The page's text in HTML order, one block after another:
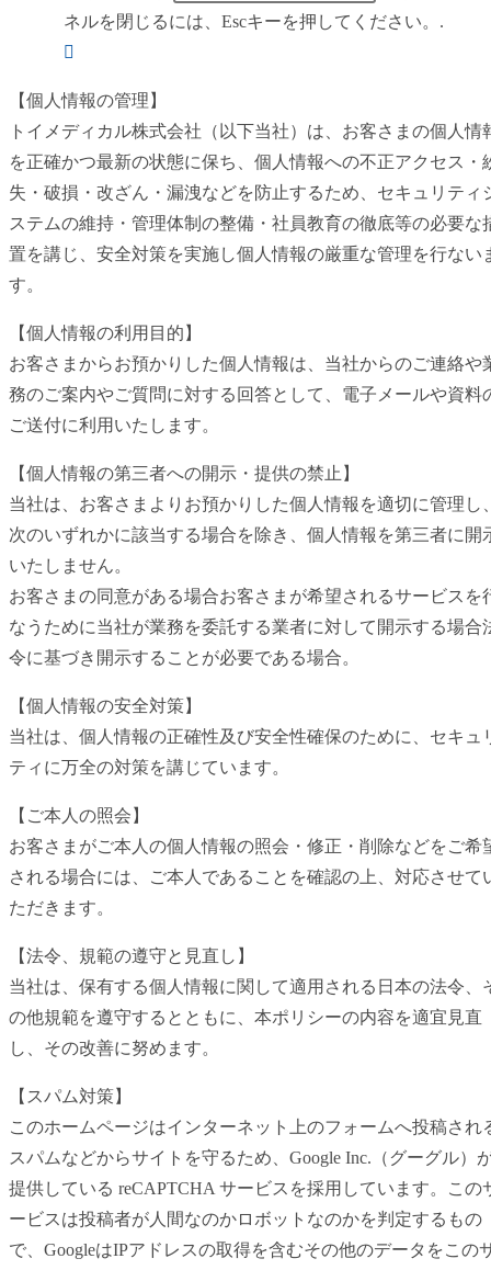
ネルを閉じるには、Escキーを押してください。.
【個人情報の管理】
トイメディカル株式会社（以下当社）は、お客さまの個人情
を正確かつ最新の状態に保ち、個人情報への不正アクセス・
失・破損・改ざん・漏洩などを防止するため、セキュリティ
ステムの維持・管理体制の整備・社員教育の徹底等の必要な
置を講じ、安全対策を実施し個人情報の厳重な管理を行ない
す。
【個人情報の利用目的】
お客さまからお預かりした個人情報は、当社からのご連絡や
務のご案内やご質問に対する回答として、電子メールや資料
ご送付に利用いたします。
【個人情報の第三者への開示・提供の禁止】
当社は、お客さまよりお預かりした個人情報を適切に管理し
次のいずれかに該当する場合を除き、個人情報を第三者に開
いたしません。
お客さまの同意がある場合お客さまが希望されるサービスを
なうために当社が業務を委託する業者に対して開示する場合
令に基づき開示することが必要である場合。
【個人情報の安全対策】
当社は、個人情報の正確性及び安全性確保のために、セキュ
ティに万全の対策を講じています。
【ご本人の照会】
お客さまがご本人の個人情報の照会・修正・削除などをご希
される場合には、ご本人であることを確認の上、対応させて
ただきます。
【法令、規範の遵守と見直し】
当社は、保有する個人情報に関して適用される日本の法令、
の他規範を遵守するとともに、本ポリシーの内容を適宜見直
し、その改善に努めます。
【スパム対策】
このホームページはインターネット上のフォームへ投稿され
スパムなどからサイトを守るため、Google Inc.（グーグル）
提供している reCAPTCHA サービスを採用しています。この
ービスは投稿者が人間なのかロボットなのかを判定するもの
で、GoogleはIPアドレスの取得を含むその他のデータをこの